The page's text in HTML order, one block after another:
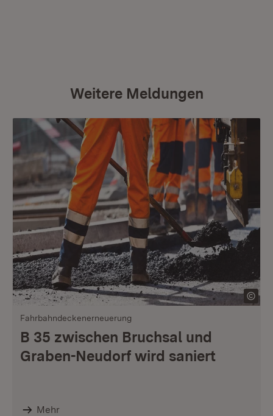
Weitere Meldungen
Fahrbahndeckenerneuerung
B 35 zwischen Bruchsal und
Graben-Neudorf wird saniert
Mehr